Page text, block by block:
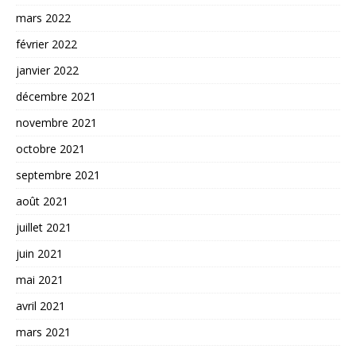
mars 2022
février 2022
janvier 2022
décembre 2021
novembre 2021
octobre 2021
septembre 2021
août 2021
juillet 2021
juin 2021
mai 2021
avril 2021
mars 2021